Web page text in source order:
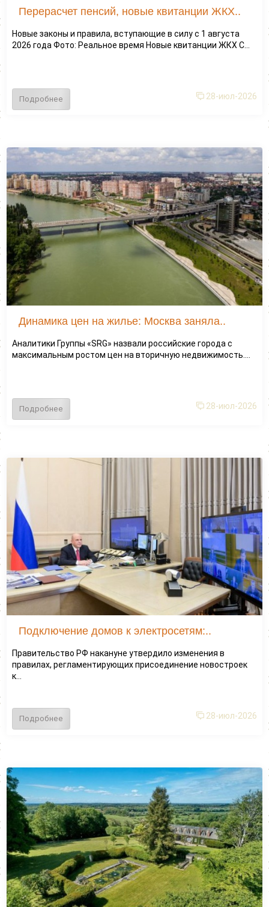
Перерасчет пенсий, новые квитанции ЖКХ..
Новые законы и правила, вступающие в силу с 1 августа
2026 года Фото: Реальное время Новые квитанции ЖКХ С...
Подробнее 28-июл-2026
Динамика цен на жилье: Москва заняла..
Аналитики Группы «SRG» назвали российские города с
максимальным ростом цен на вторичную недвижимость....
Подробнее 28-июл-2026
Подключение домов к электросетям:..
Правительство РФ накануне утвердило изменения в
правилах, регламентирующих присоединение новостроек
к...
Подробнее 28-июл-2026